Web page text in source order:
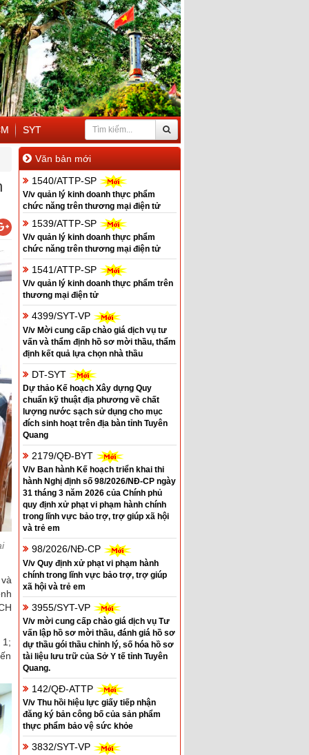
SYT
Văn bản mới
1540/ATTP-SP
V/v quản lý kinh doanh thực phẩm
chức năng trên thương mại điện tử
1539/ATTP-SP
V/v quản lý kinh doanh thực phẩm
chức năng trên thương mại điện tử
1541/ATTP-SP
V/v quản lý kinh doanh thực phẩm trên
thương mại điện tử
4399/SYT-VP
V/v Mời cung cấp chào giá dịch vụ tư
vấn và thẩm định hồ sơ mời thầu, thẩm
định kết quả lựa chọn nhà thầu
DT-SYT
Dự thảo Kế hoạch Xây dựng Quy
chuẩn kỹ thuật địa phương về chất
lượng nước sạch sử dụng cho mục
đích sinh hoạt trên địa bàn tỉnh Tuyên
Quang
2179/QĐ-BYT
V/v Ban hành Kế hoạch triển khai thi
hành Nghị định số 98/2026/NĐ-CP ngày
31 tháng 3 năm 2026 của Chính phủ
quy định xử phạt vi phạm hành chính
trong lĩnh vực bảo trợ, trợ giúp xã hội
và trẻ em
98/2026/NĐ-CP
V/v Quy định xử phạt vi phạm hành
chính trong lĩnh vực bảo trợ, trợ giúp
xã hội và trẻ em
3955/SYT-VP
V/v mời cung cấp chào giá dịch vụ Tư
vấn lập hồ sơ mời thầu, đánh giá hồ sơ
dự thầu gói thầu chỉnh lý, số hóa hồ sơ
tài liệu lưu trữ của Sở Y tế tỉnh Tuyên
Quang.
142/QĐ-ATTP
V/v Thu hồi hiệu lực giấy tiếp nhận
đăng ký bản công bố của sản phẩm
thực phẩm bảo vệ sức khỏe
3832/SYT-VP